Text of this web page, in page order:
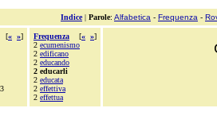
Indice| Parole: Alfabetica - Frequenza -
[« »]
3
Frequenza [« »]
2 ecumenismo
2 edificano
2 educando
2 educarli
2 educata
2 effettiva
2 effettua